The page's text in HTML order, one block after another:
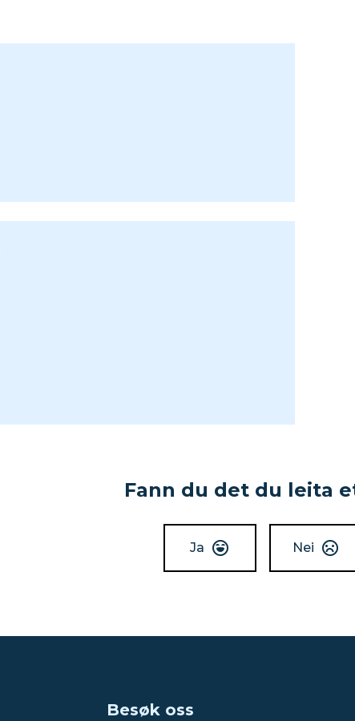
Fann du det du leita
Ja Nei
Besøk oss